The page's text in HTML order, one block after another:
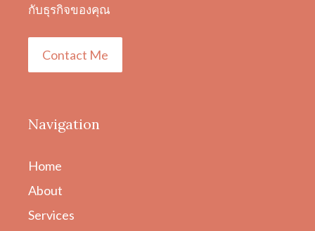
กับธุรกิจของคุณ
Contact Me
Navigation
Home
About
Services